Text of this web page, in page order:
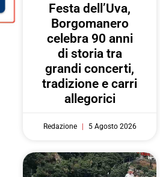
Festa dell’Uva,
Borgomanero
celebra 90 anni
di storia tra
grandi concerti,
tradizione e carri
allegorici
Redazione 5 Agosto 2026